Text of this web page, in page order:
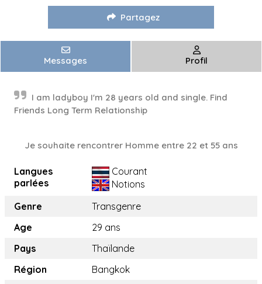
Partagez
Messages Profil
I am ladyboy I'm 28 years old and single. Find
Friends Long Term Relationship
Je souhaite rencontrer Homme entre 22 et 55 ans
Langues
parlées
Courant
Notions
Genre
Transgenre
Age
29 ans
Pays
Thaïlande
Région
Bangkok